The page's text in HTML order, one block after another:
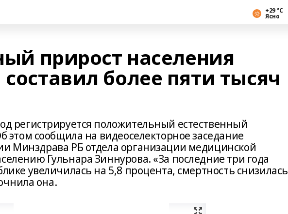
+29 °С
Ясно
прирост населения
более пяти тысяч
регистрируется положительный естественный
этом сообщила на видеоселекторное заседание
Минздрава РБ отдела организации медицинской
Гульнара Зиннурова. «За последние три года
увеличилась на 5,8 процента, смертность снизилась
она.